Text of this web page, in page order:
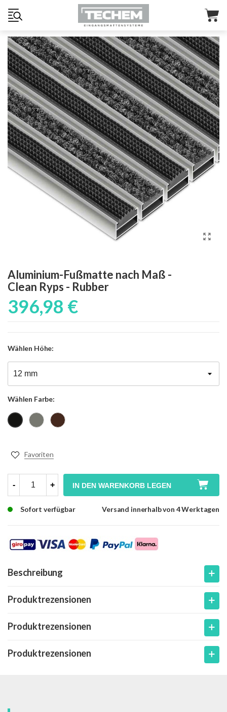
Aluminium-Fußmatte nach Maß -
Clean Ryps - Rubber
396,98 €
Wählen Höhe:
Wählen Farbe:
SchwarzGrau Braun
Favoriten
- + IN DEN WARENKORB LEGEN
Sofort verfügbar Versand innerhalb von 4 Werktagen
Beschreibung
Produktrezensionen
Produktrezensionen
Produktrezensionen